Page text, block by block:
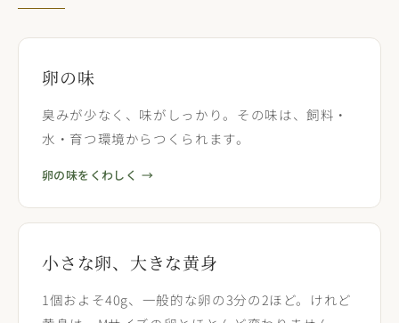
卵の味
臭みが少なく、味がしっかり。その味は、飼料・
水・育つ環境からつくられます。
卵の味をくわしく →
小さな卵、大きな黄身
1個およそ40g、一般的な卵の3分の2ほど。けれど